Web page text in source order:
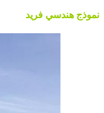
نموذج هندسي فريد